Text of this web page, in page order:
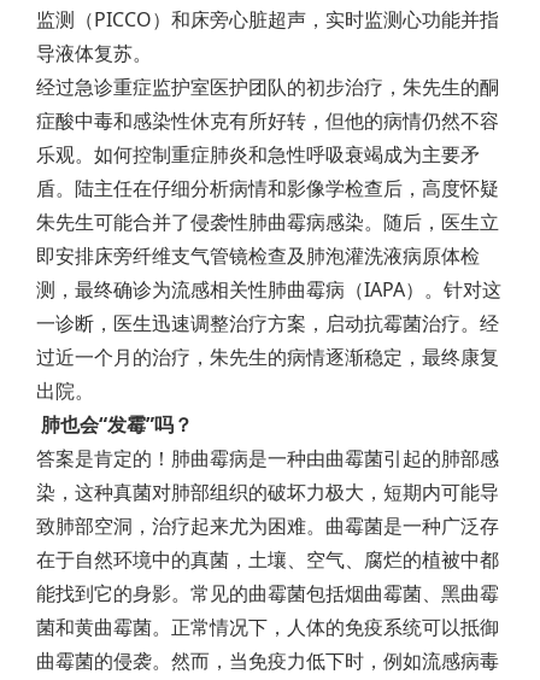
监测（PICCO）和床旁心脏超声，实时监测心功能并指
导液体复苏。
经过急诊重症监护室医护团队的初步治疗，朱先生的酮
症酸中毒和感染性休克有所好转，但他的病情仍然不容
乐观。如何控制重症肺炎和急性呼吸衰竭成为主要矛
盾。陆主任在仔细分析病情和影像学检查后，高度怀疑
朱先生可能合并了侵袭性肺曲霉病感染。随后，医生立
即安排床旁纤维支气管镜检查及肺泡灌洗液病原体检
测，最终确诊为流感相关性肺曲霉病（IAPA）。针对这
一诊断，医生迅速调整治疗方案，启动抗霉菌治疗。经
过近一个月的治疗，朱先生的病情逐渐稳定，最终康复
出院。
肺也会“发霉”吗？
答案是肯定的！肺曲霉病是一种由曲霉菌引起的肺部感
染，这种真菌对肺部组织的破坏力极大，短期内可能导
致肺部空洞，治疗起来尤为困难。曲霉菌是一种广泛存
在于自然环境中的真菌，土壤、空气、腐烂的植被中都
能找到它的身影。常见的曲霉菌包括烟曲霉菌、黑曲霉
菌和黄曲霉菌。正常情况下，人体的免疫系统可以抵御
曲霉菌的侵袭。然而，当免疫力低下时，例如流感病毒